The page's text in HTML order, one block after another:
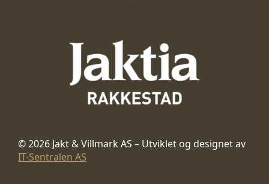
© 2026 Jakt & Villmark AS – Utviklet og designet av
IT-Sentralen AS